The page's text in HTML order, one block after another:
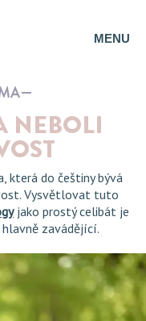
MENU
NEBOLI
která do češtiny bývá
Vysvětlovat tuto
jako prostý celibát je
zavádějící.